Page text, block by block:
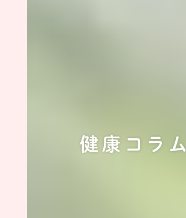
健康コラム